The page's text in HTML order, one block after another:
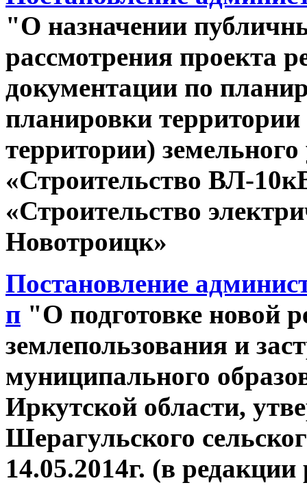
"О назначении
рассмотрения проекта
документации по
планировки
территории)
«Строительство ВЛ-
«Строительство
Новотроицк»
Постановление
п "О подготовке новой
землепользования и
муниципального
Иркутской области,
Шерагульского
14.05.2014г. (в